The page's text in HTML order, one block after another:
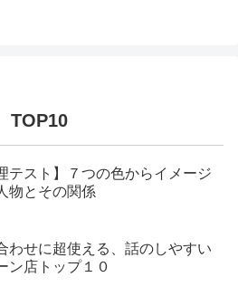
TOP10
テスト】７つの色からイメージ
物とその関係
わせに超使える、話のしやすい
ン店トップ１０